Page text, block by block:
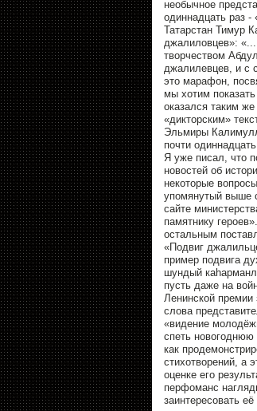
необычное
одиннадцать раз
Татарстан Тимур
джалиловцев»:
творчеством
джалилевцев, и с
это марафон,
мы хотим
оказался таким
«дикторским»
Эльмиры
почти
Я уже писал, что
новостей об
некоторые
упомянутый выше
сайте
памятнику
остальным
«Подвиг
пример подвига
шундый
пусть даже на
Ленинской премии
слова
«видение
спеть новогоднюю
как
стихотворений, а
оценке его
перфоманс
заинтересовать